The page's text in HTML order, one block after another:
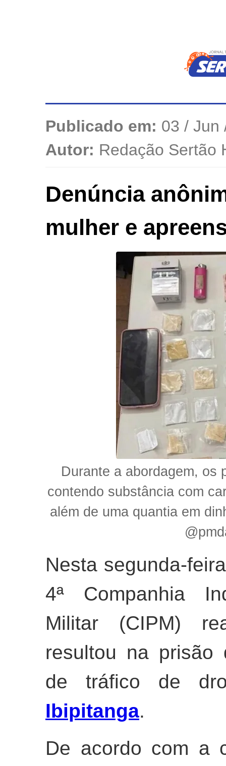
Publicado em: 03 / Jun
Autor: Redação Sertão
Denúncia
mulher e
Durante a abordagem, os
contendo substância com
além de uma quantia em
Nesta segunda-
4ª Companhia
Militar (CIPM)
resultou na prisão
de tráfico de
Ibipitanga.
De acordo com a